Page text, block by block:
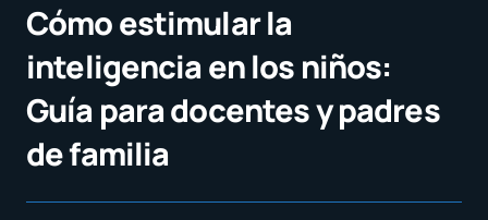
Cómo estimular la
inteligencia en los niños:
Guía para docentes y padres
de familia